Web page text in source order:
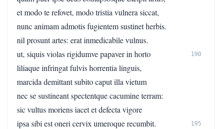
et modo te refovet, modo tristia vulnera siccat,
nunc animam admotis fugientem sustinet herbis.
nil prosunt artes: erat inmedicabile vulnus.
ut, siquis violas rigidumve papaver in horto
190
liliaque infringat fulvis horrentia linguis,
marcida demittant subito caput illa vietum
nec se sustineant spectentque cacumine terram:
sic vultus moriens iacet et defecta vigore
ipsa sibi est oneri cervix umeroque recumbit.
195